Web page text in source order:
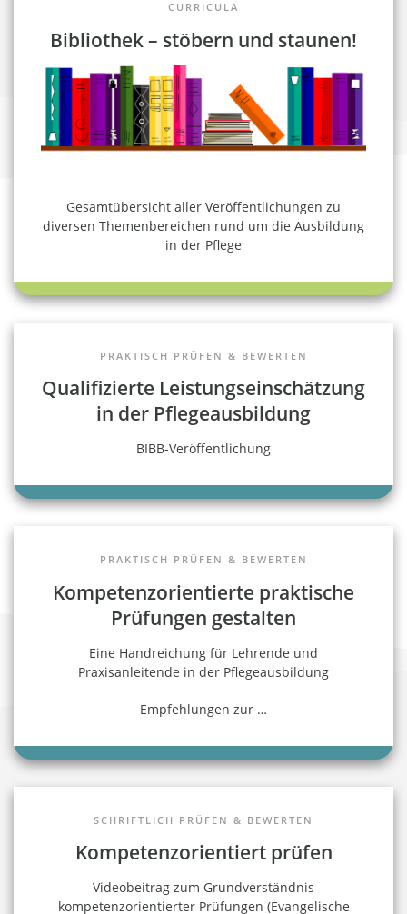
CURRICULA
Bibliothek – stöbern und staunen!
Gesamtübersicht aller Veröffentlichungen zu
diversen Themenbereichen rund um die Ausbildung
in der Pflege
PRAKTISCH PRÜFEN & BEWERTEN
Qualifizierte Leistungseinschätzung
in der Pflegeausbildung
BIBB-Veröffentlichung
PRAKTISCH PRÜFEN & BEWERTEN
Kompetenzorientierte praktische
Prüfungen gestalten
Eine Handreichung für Lehrende und
Praxisanleitende in der Pflegeausbildung
Empfehlungen zur …
SCHRIFTLICH PRÜFEN & BEWERTEN
Kompetenzorientiert prüfen
Videobeitrag zum Grundverständnis
kompetenzorientierter Prüfungen (Evangelische